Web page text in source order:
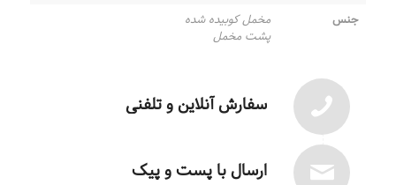
جنس
مخمل کوبیده شده
پشت مخمل
سفارش آنلاین و تلفنی
ارسال با پست و پیک